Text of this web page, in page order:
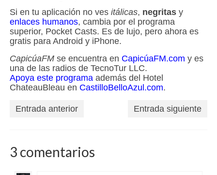
Si en tu aplicación no ves itálicas, negritas y
enlaces humanos, cambia por el programa
superior, Pocket Casts. Es de lujo, pero ahora es
gratis para Android y iPhone.
CapicúaFM se encuentra en CapicúaFM.com y es
una de las radios de TecnoTur LLC.
Apoya este programa además del Hotel
ChateauBleau en CastilloBelloAzul.com.
Entrada anterior Entrada siguiente
3 comentarios